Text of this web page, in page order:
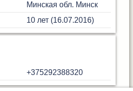
Минская обл. Минск
10 лет (16.07.2016)
+375292388320